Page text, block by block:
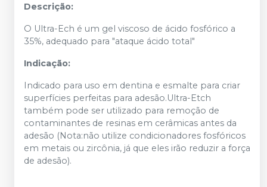
Descrição:
O Ultra-Ech é um gel viscoso de ácido fosfórico a
35%, adequado para "ataque ácido total"
Indicação:
Indicado para uso em dentina e esmalte para criar
superfícies perfeitas para adesão.Ultra-Etch
também pode ser utilizado para remoção de
contaminantes de resinas em cerâmicas antes da
adesão (Nota:não utilize condicionadores fosfóricos
em metais ou zircônia, já que eles irão reduzir a força
de adesão).